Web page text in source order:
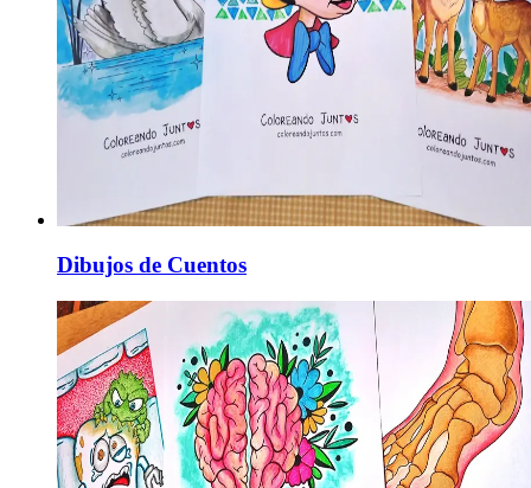
Dibujos de Cuentos